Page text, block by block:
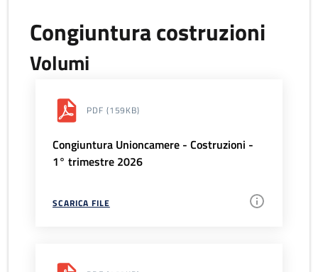
Congiuntura costruzioni
Volumi
PDF (159KB)
Congiuntura Unioncamere - Costruzioni -
1° trimestre 2026
SCARICA FILE